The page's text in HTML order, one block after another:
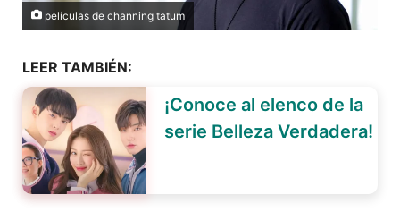
películas de channing tatum
LEER TAMBIÉN:
¡Conoce al elenco de la
serie Belleza Verdadera!